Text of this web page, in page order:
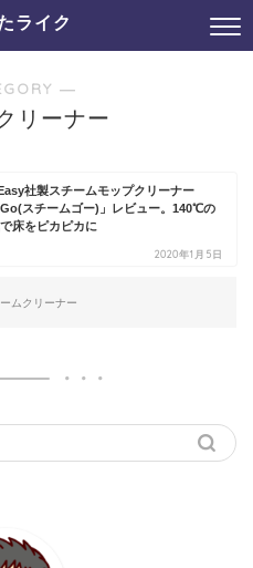
ライク
―
リーナー
社製スチームモップクリーナー
スチームゴー)」レビュー。140℃の
床をピカピカに
2020年1月5日
ムクリーナー